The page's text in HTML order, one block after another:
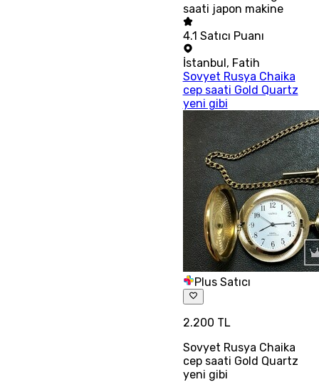
saati japon makine
4.1 Satıcı Puanı
İstanbul, Fatih
Sovyet Rusya Chaika
cep saati Gold Quartz
yeni gibi
Plus Satıcı
2.200 TL
Sovyet Rusya Chaika
cep saati Gold Quartz
yeni gibi